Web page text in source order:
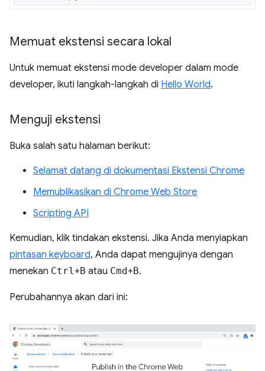
Memuat ekstensi secara lokal
Untuk memuat ekstensi mode developer dalam mode
developer, ikuti langkah-langkah di Hello World.
Menguji ekstensi
Buka salah satu halaman berikut:
Selamat datang di dokumentasi Ekstensi Chrome
Memublikasikan di Chrome Web Store
Scripting API
Kemudian, klik tindakan ekstensi. Jika Anda menyiapkan
pintasan keyboard, Anda dapat mengujinya dengan
menekan Ctrl +B atau Cmd+B.
Perubahannya akan dari ini: